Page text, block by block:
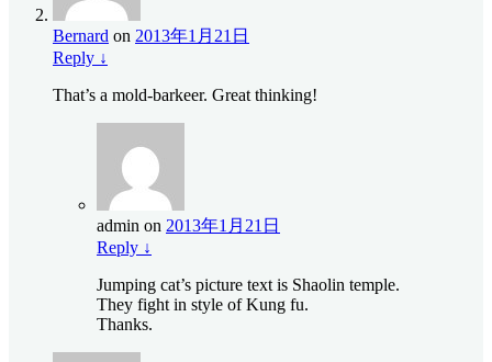
Bernard on 2013年1月21日
Reply ↓
That’s a mold-barkeer. Great thinking!
admin on 2013年1月21日
Reply ↓
Jumping cat’s picture text is Shaolin temple.
They fight in style of Kung fu.
Thanks.